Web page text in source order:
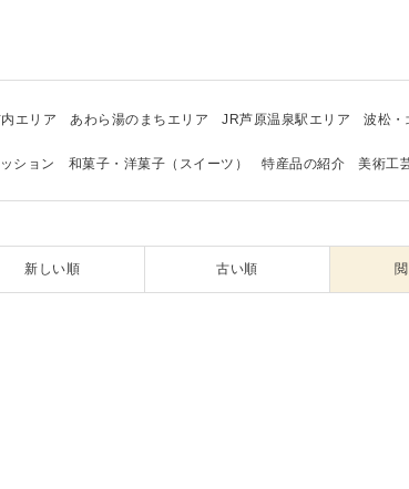
エリア あわら湯のまちエリア JR芦原温泉駅エリア 波松・
ション 和菓子・洋菓子（スイーツ） 特産品の紹介 美術工
新しい順 古い順